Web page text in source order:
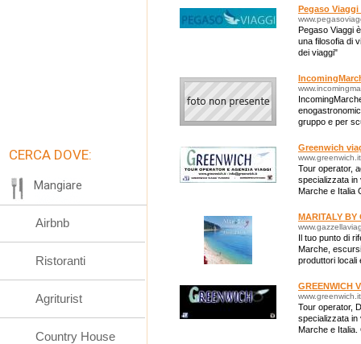
Pegaso
Pegaso Viaggi
una filosofia di
dei viaggi"
gruppo e per
Greenwich
www.greenwich.it
Tour operator,
specializzata in
Marche e Italia
MARITALY
Il tuo punto di
Marche,
produttori locali
GREENWICH
www.greenwich.it
Tour operator,
specializzata in
Marche e Italia.
CERCA DOVE:
Mangiare
Airbnb
Ristoranti
Agriturist
Country House